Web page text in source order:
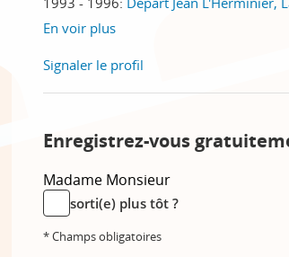
En voir plus
Signaler le profil
Enregistrez-vous
Madame Monsieur
sorti(e) plus tôt ?
* Champs obligatoires